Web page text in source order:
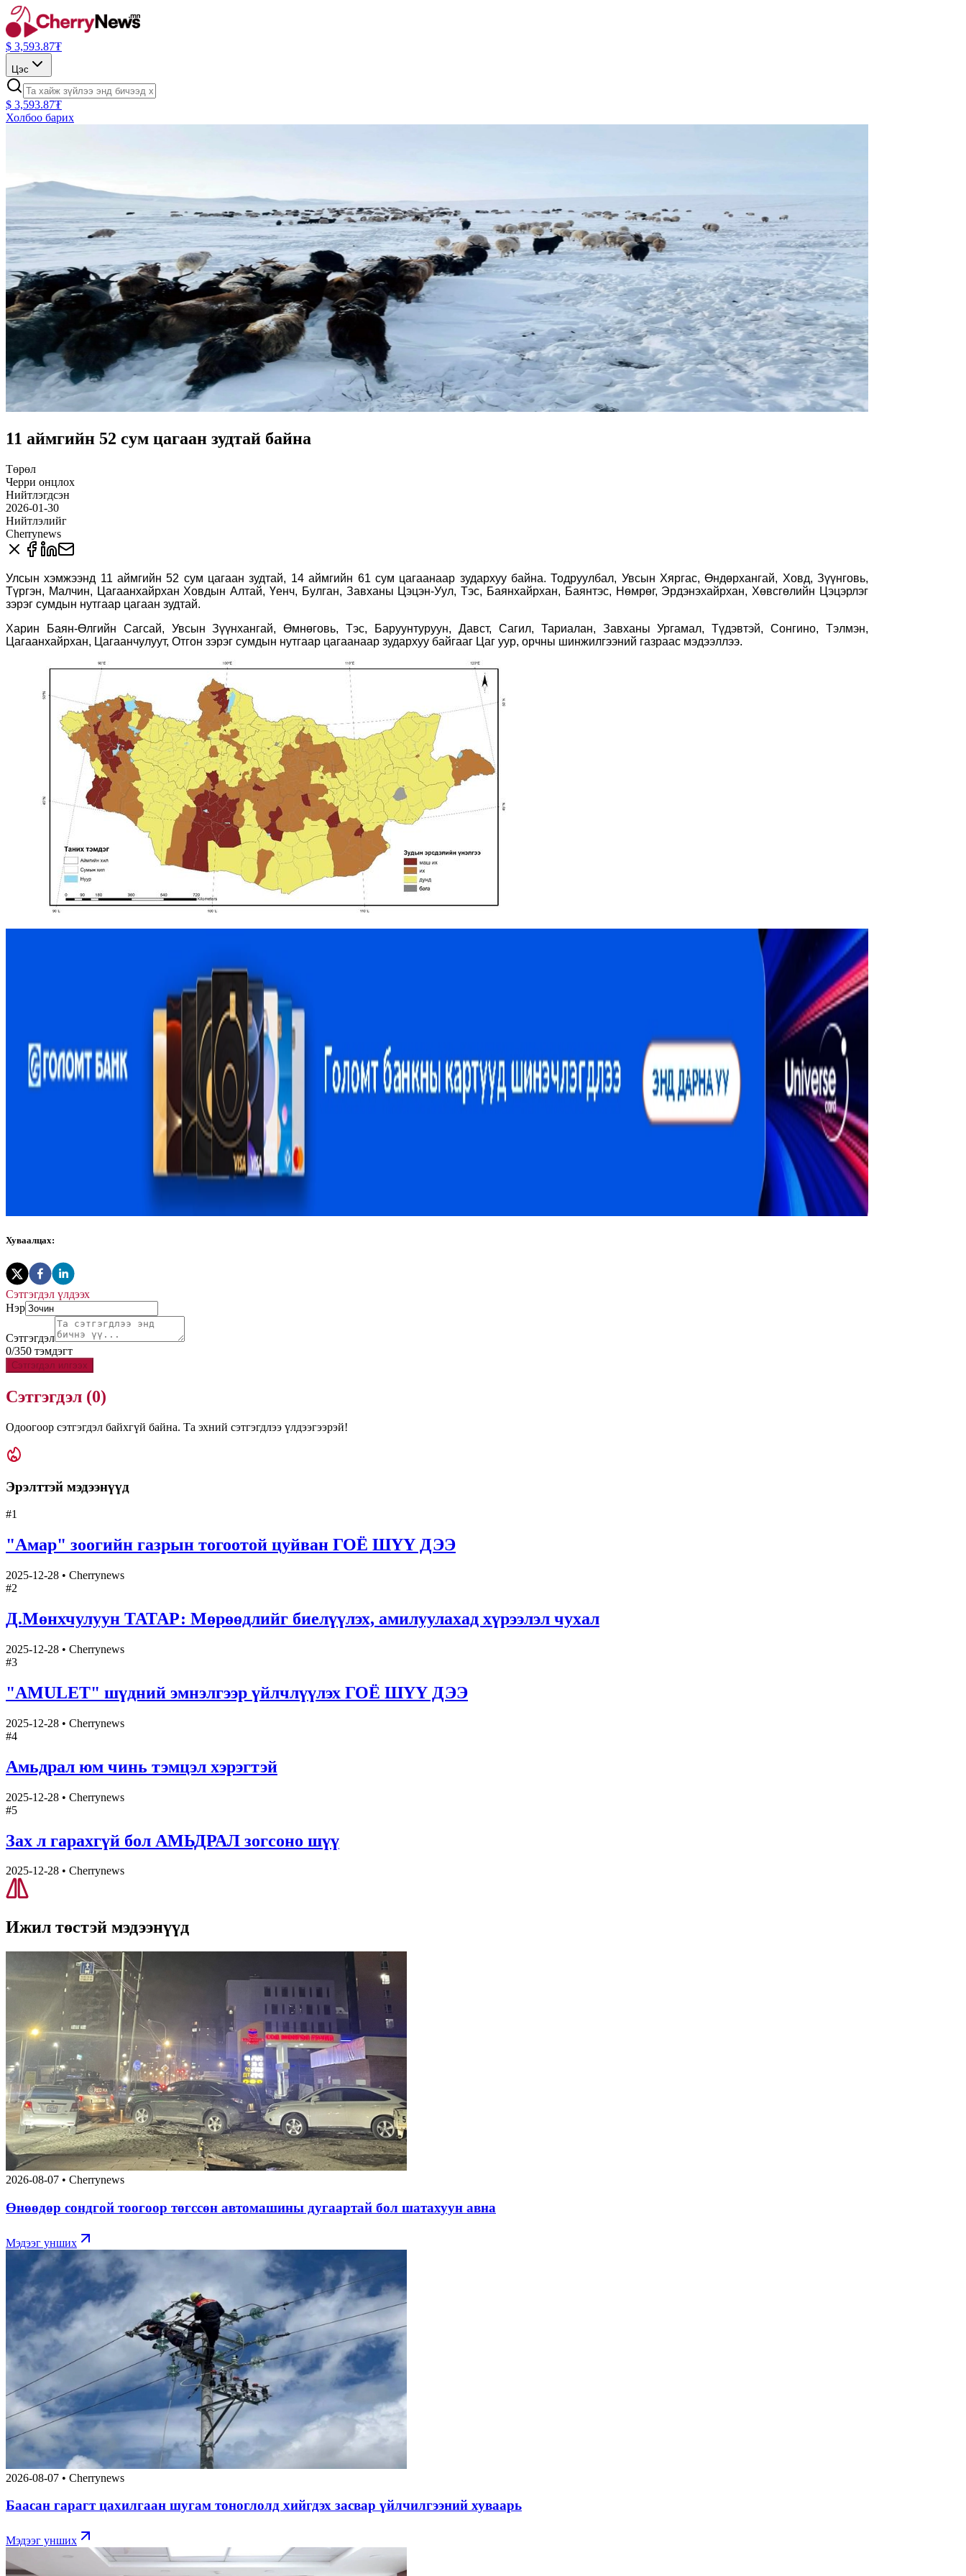
$ 3,593.87₮
Цэс
$ 3,593.87₮
Холбоо барих
11 аймгийн 52 сум цагаан зудтай байна
Төрөл
Черри онцлох
Нийтлэгдсэн
2026-01-30
Нийтлэлийг
Cherrynews
Улсын хэмжээнд 11 аймгийн 52 сум цагаан зудтай, 14 аймгийн 61 сум цагаанаар зудархуу байна. Тодруулбал, Увсын Хяргас, Өндөрхангай, Ховд, Зүүнговь,
Түргэн, Малчин, Цагаанхайрхан Ховдын Алтай, Үенч, Булган, Завханы Цэцэн-Уул, Тэс, Баянхайрхан, Баянтэс, Нөмрөг, Эрдэнэхайрхан, Хөвсгөлийн Цэцэрлэг
зэрэг сумдын нутгаар цагаан зудтай.
Харин Баян-Өлгийн Сагсай, Увсын Зүүнхангай, Өмнөговь, Тэс, Баруунтуруун, Давст, Сагил, Тариалан, Завханы Ургамал, Түдэвтэй, Сонгино, Тэлмэн,
Цагаанхайрхан, Цагаанчулуут, Отгон зэрэг сумдын нутгаар цагаанаар зудархуу байгааг Цаг уур, орчны шинжилгээний газраас мэдээллээ.
Хуваалцах:
Сэтгэгдэл үлдээх
Нэр
Сэтгэгдэл
0/350 тэмдэгт
Сэтгэгдэл илгээх
Сэтгэгдэл (0)
Одоогоор сэтгэгдэл байхгүй байна. Та эхний сэтгэгдлээ үлдээгээрэй!
Эрэлттэй мэдээнүүд
#1
"Амар" зоогийн газрын тогоотой цуйван ГОЁ ШҮҮ ДЭЭ
2025-12-28 • Cherrynews
#2
Д.Мөнхчулуун ТАТАР: Мөрөөдлийг биелүүлэх, амилуулахад хүрээлэл чухал
2025-12-28 • Cherrynews
#3
"AMULET" шүдний эмнэлгээр үйлчлүүлэх ГОЁ ШҮҮ ДЭЭ
2025-12-28 • Cherrynews
#4
Амьдрал юм чинь тэмцэл хэрэгтэй
2025-12-28 • Cherrynews
#5
Зах л гарахгүй бол АМЬДРАЛ зогсоно шүү
2025-12-28 • Cherrynews
Ижил төстэй мэдээнүүд
2026-08-07 • Cherrynews
Өнөөдөр сондгой тоогоор төгссөн автомашины дугаартай бол шатахуун авна
Мэдээг унших
2026-08-07 • Cherrynews
Баасан гарагт цахилгаан шугам тоноглолд хийгдэх засвар үйлчилгээний хуваарь
Мэдээг унших